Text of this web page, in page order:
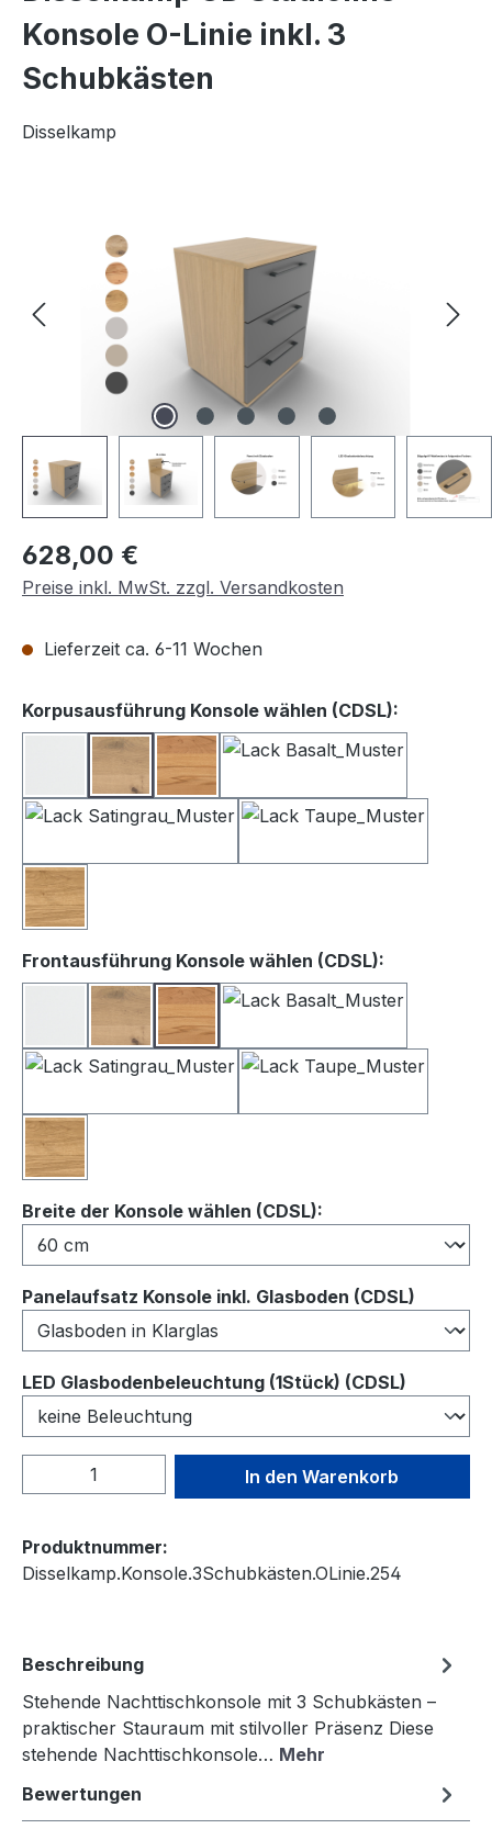
Konsole O-Linie inkl. 3
Schubkästen
Disselkamp
Regulärer Preis:
628,00 €
Preise inkl. MwSt. zzgl. Versandkosten
Lieferzeit ca. 6-11 Wochen
Korpusausführung Konsole wählen (CDSL):
BalkeneicheKernbuche
Wildeiche
Frontausführung Konsole wählen (CDSL):
BalkeneicheKernbuche
Wildeiche
Breite der Konsole wählen (CDSL):
Panelaufsatz Konsole inkl. Glasboden (CDSL)
LED Glasbodenbeleuchtung (1Stück) (CDSL)
Produkt Anzahl: Gib denIn den Warenkorb
Produktnummer:
Disselkamp.Konsole.3Schubkästen.OLinie.254
Beschreibung
Stehende Nachttischkonsole mit 3 Schubkästen –
praktischer Stauraum mit stilvoller Präsenz Diese
stehende Nachttischkonsole… Mehr
Bewertungen